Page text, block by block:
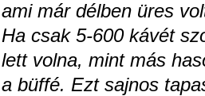
ami már délben üres
Ha csak 5-600 kávét
lett volna, mint más
a büffé. Ezt sajnos